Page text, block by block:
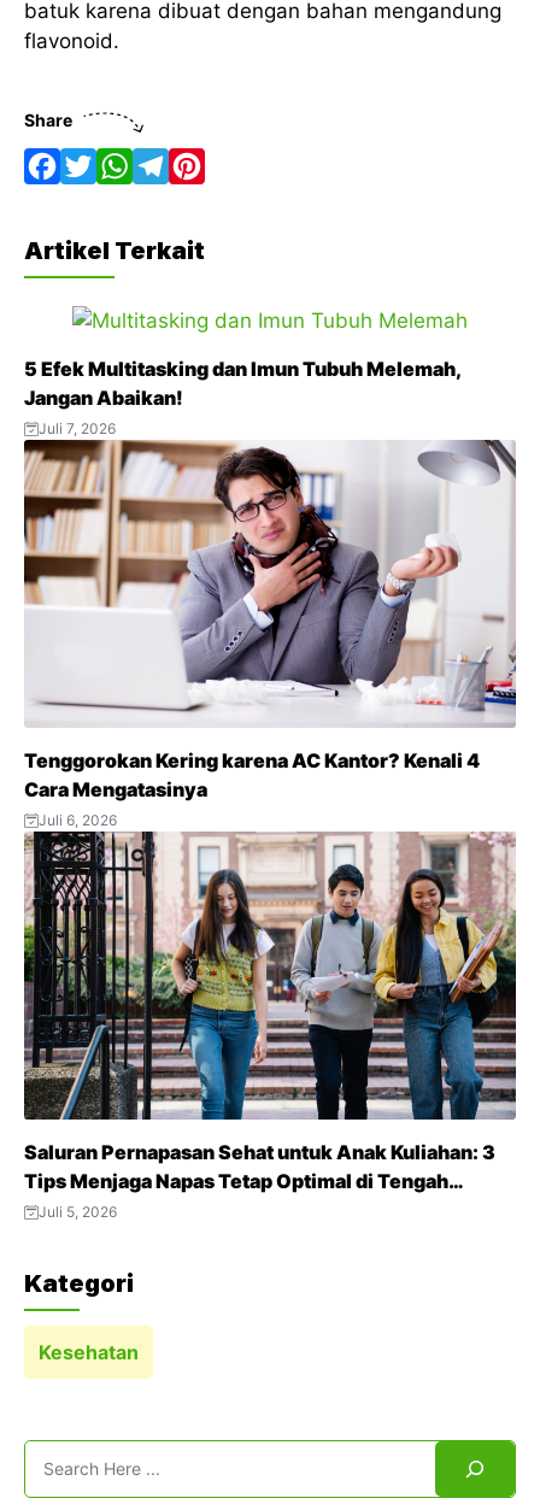
batuk karena dibuat dengan bahan mengandung
flavonoid.
Share
a
c
o
o
k
w
i
e
r
h
a
t
A
p
p
e
r
m
t
r
s
t
Artikel Terkait
5 Efek Multitasking dan Imun Tubuh Melemah,
Jangan Abaikan!
Juli 7, 2026
Tenggorokan Kering karena AC Kantor? Kenali 4
Cara Mengatasinya
Juli 6, 2026
Saluran Pernapasan Sehat untuk Anak Kuliahan: 3
Tips Menjaga Napas Tetap Optimal di Tengah
Aktivitas Padat
Juli 5, 2026
Kategori
Kesehatan
Search